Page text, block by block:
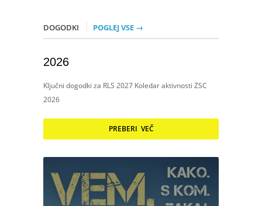
DOGODKI POGLEJ VSE →
2026
Ključni dogodki za RLS 2027 Koledar aktivnosti ZSC
2026
PREBERI VEČ